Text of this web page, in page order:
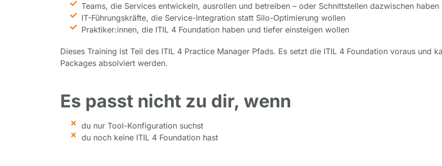
Teams, die Services entwickeln, ausrollen und betreiben – oder Schnittstellen dazwischen haben
IT-Führungskräfte, die Service-Integration statt Silo-Optimierung wollen
Praktiker:innen, die ITIL 4 Foundation haben und tiefer einsteigen wollen
Dieses Training ist Teil des ITIL 4 Practice Manager Pfads. Es setzt die ITIL 4 Foundation voraus und
Packages absolviert werden.
Es passt nicht zu dir, wenn
du nur Tool-Konfiguration suchst
du noch keine ITIL 4 Foundation hast